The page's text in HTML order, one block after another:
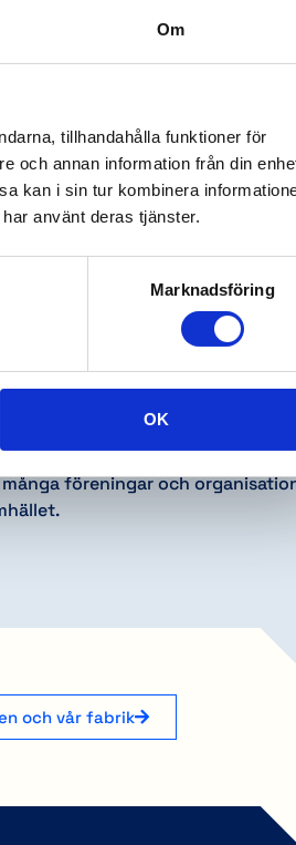
Om
tillhandahålla funktioner för
och annan information från din
kan i sin tur kombinera
använt deras tjänster.
Marknadsföring
OK
använder vi
Vi samarbetar endast med
produkter ansvarsfullt och vars
betydligt i våra medarbetares
kompetens. Vår fabrik är också
välbefinnande och
adekvat och transparent lön till
korrekt och stödjer inte den
en mängd olika
föreningar och
och vår fabrik